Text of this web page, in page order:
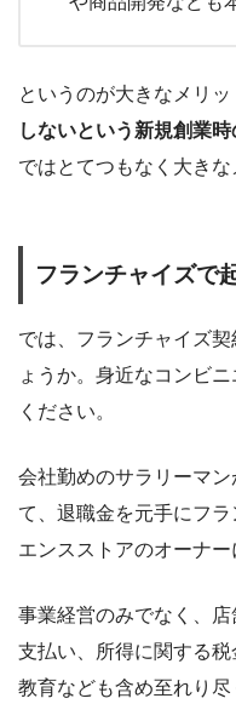
というのが大きなメリ
しないという新規創業
ではとてつもなく大きな
フランチャイズで
では、フランチャイズ
ょうか。身近なコンビ
ください。
会社勤めのサラリーマ
て、退職金を元手にフ
エンスストアのオーナー
事業経営のみでなく、
支払い、所得に関する
教育なども含め至れり